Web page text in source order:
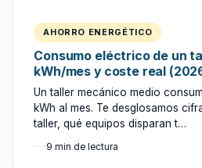
AHORRO ENERGÉTICO
Consumo eléctrico de un
kWh/mes y coste real
Un taller mecánico medio
kWh al mes. Te desglosamos
taller, qué equipos disparan t…
9 min de lectura